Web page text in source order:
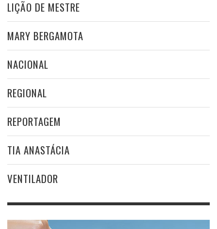
LIÇÃO DE MESTRE
MARY BERGAMOTA
NACIONAL
REGIONAL
REPORTAGEM
TIA ANASTÁCIA
VENTILADOR